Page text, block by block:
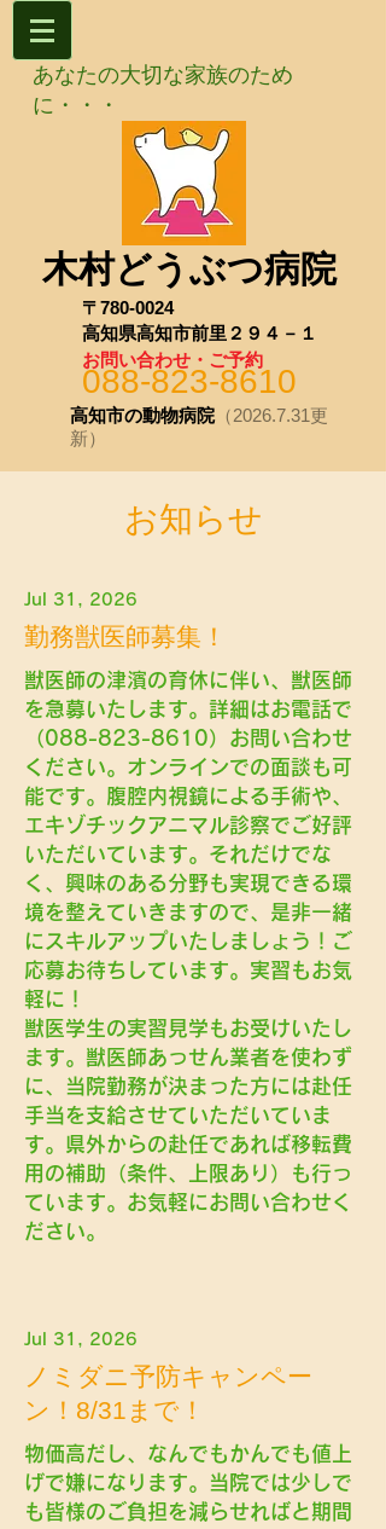
あなたの大切な家族のため
に・・・
木村どうぶつ病院
〒780-0024
高知県高知市前里２９４－１
お問い合わせ・ご予約
088-823-8610
高知市の動物病院（2026.7.31更
新）
お知らせ
Jul 31, 2026
勤務獣医師募集！
獣医師の津濱の育休に伴い、獣医師
を急募いたします。詳細はお電話で
（088-823-8610）お問い合わせ
ください。オンラインでの面談も可
能です。腹腔内視鏡による手術や、
エキゾチックアニマル診察でご好評
いただいています。それだけでな
く、興味のある分野も実現できる環
境を整えていきますので、是非一緒
にスキルアップいたしましょう！ご
応募お待ちしています。実習もお気
軽に！
獣医学生の実習見学もお受けいたし
ます。獣医師あっせん業者を使わず
に、当院勤務が決まった方には赴任
手当を支給させていただいていま
す。県外からの赴任であれば移転費
用の補助（条件、上限あり）も行っ
ています。お気軽にお問い合わせく
ださい。
Jul 31, 2026
ノミダニ予防キャンペー
ン！8/31まで！
物価高だし、なんでもかんでも値上
げで嫌になります。当院では少しで
も皆様のご負担を減らせればと期間